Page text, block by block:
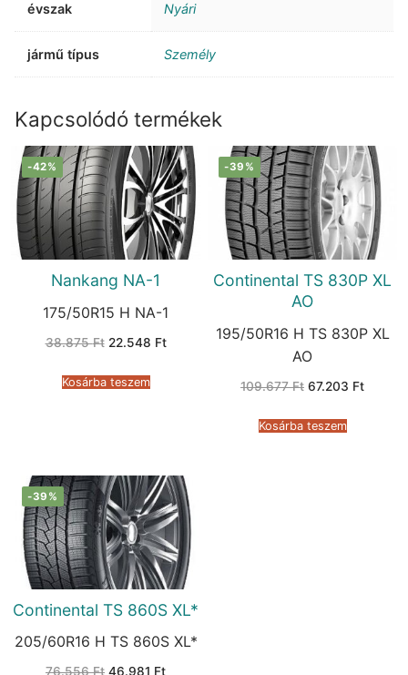
évszak Nyári
jármű típus Személy
Kapcsolódó termékek
-42%
Nankang NA-1
175/50R15 H NA-1
38.875Ft Original
38.875 Ft.
22.548 FtCurrent
Kosárba teszem
-39%
Continental TS 830P XL
AO
195/50R16 H TS 830P XL
AO
109.677Ft Original
109.677 Ft.
67.203 FtCurrent
Kosárba teszem
-39%
Continental TS 860S XL*
205/60R16 H TS 860S XL*
76.556Ft Original
46.981 FtCurrent